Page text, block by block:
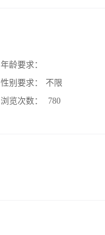
年龄要求：
性别要求：
不限
浏览次数：
780